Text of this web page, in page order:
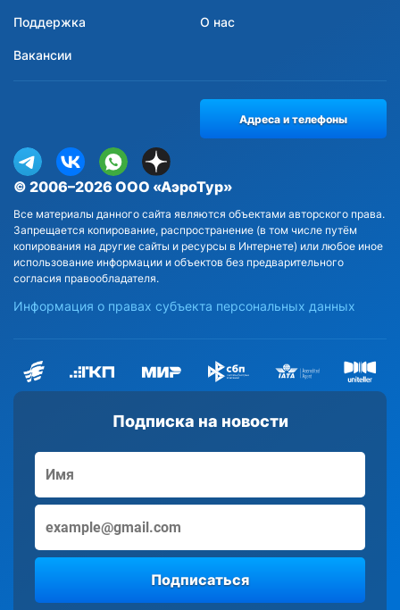
Поддержка О нас
Вакансии
Подписка на новости
Подписаться
© 2006–2026 ООО «АэроТур»
Все материалы данного сайта являются объектами авторского права.
Запрещается копирование, распространение (в том числе путём
копирования на другие сайты и ресурсы в Интернете) или любое иное
использование информации и объектов без предварительного
согласия правообладателя.
Информация о правах субъекта персональных данных
Адреса и телефоны